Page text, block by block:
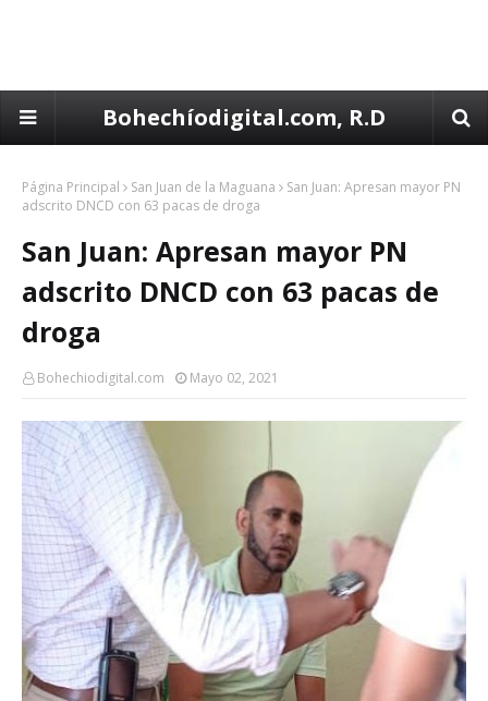
Bohechíodigital.com, R.D
Página Principal San Juan de la Maguana
San Juan: Apresan mayor PN
adscrito DNCD con 63 pacas de droga
San Juan: Apresan mayor PN
adscrito DNCD con 63 pacas de
droga
Bohechiodigital.com Mayo 02, 2021